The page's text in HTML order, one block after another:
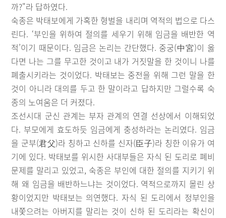
까?"라 답하였다.
숙종은 박태보에게 가혹한 형벌을 내리며 역적의 법으로 다스
린다. ‘부인을 위하여 절의를 세우기 위해 임금을 배반한 역
적’이기 때문이다. 임금은 논리는 간단했다. 중궁(中宮)이 옳
다면 나는 그를 무고한 것이고 내가 거짓말을 한 것이니 나를
폐출시키라는 것이었다. 박태보는 중전을 위해 그런 말을 한
것이 아니라 대의를 두고 한 말이라고 답하지만 그럴수록 숙
종의 노여움은 더 커졌다.
조선시대 군신 관계는 부자 관계의 연결 선상에서 이해되었
다. 부모에게 효도하듯 임금에게 충성하라는 논리였다. 임금
을 군부(君父)라 칭하고 신하를 신자(臣子)라 칭한 이유가 여
기에 있다. 박태보를 위시한 사대부들은 자식 된 도리로 폐비
문제를 말리고 있었고, 숙종은 부인에 대한 절의를 지키기 위
해 왜 임금을 배반하느냐는 것이었다. 역적으로까지 몰린 상
황이었지만 박태보는 의연했다. 자식 된 도리에서 정부인을
내쫓으려는 아버지를 말리는 것이 신하 된 도리라는 확신이